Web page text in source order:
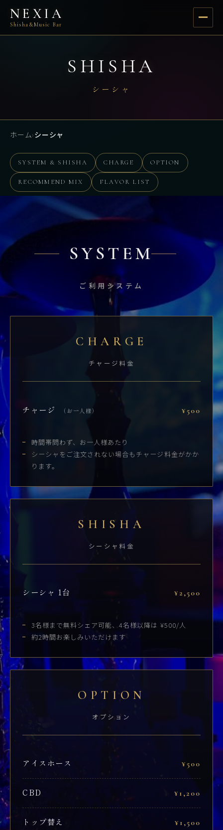
NEXIA
Shisha&Music Bar
SHISHA
シーシャ
ホーム›シーシャ
SYSTEM & SHISHA CHARGE OPTION
RECOMMEND MIX FLAVOR LIST
SYSTEM
ご利用システム
CHARGE
チャージ料金
チャージ （お一人様） ¥500
時間帯問わず、お一人様あたり
シーシャをご注文されない場合もチャージ料金がかか
ります。
SHISHA
シーシャ料金
シーシャ 1台 ¥2,500
3名様まで無料シェア可能、4名様以降は ¥500/人
約2時間お楽しみいただけます
OPTION
オプション
アイスホース ¥500
CBD ¥1,200
トップ替え ¥1,500